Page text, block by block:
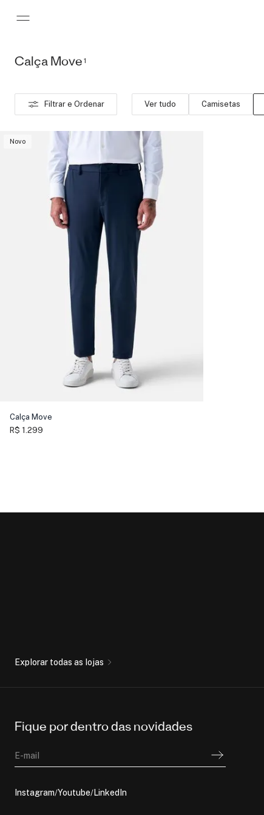
Pular para o conteúdo principal
Calça Move 1
Filtrar e Ordenar Ver tudo Camisetas
Novo
Calça Move
R$ 1.299
Explorar todas as lojas
Fique por dentro das novidades
E-mail
Instagram Youtube LinkedIn